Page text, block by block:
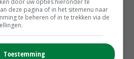
niet weg en doe vooral ook waar
van wordt’
13:31
deze pagina of in het sitemenu naar
te beheren of in te trekken via de
Toestemming